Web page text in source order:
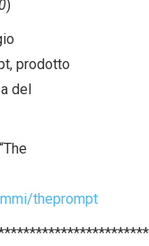
)
prodotto
del
theprompt